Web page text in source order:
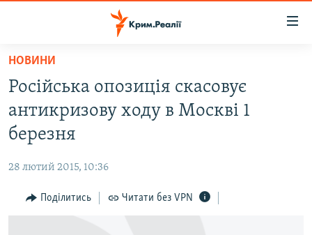
Перейти
основного
матеріалу
Перейти
до
основної
Перейти
до
ВІДЕО ТА ФОТО
БЛОГИ
ПОГЛЯД
НОВИНИ
Російська опозиція скасовує
антикризову ходу в Москві 1
березня
28 лютий 2015, 10:36
Поділитись Читати без VPN